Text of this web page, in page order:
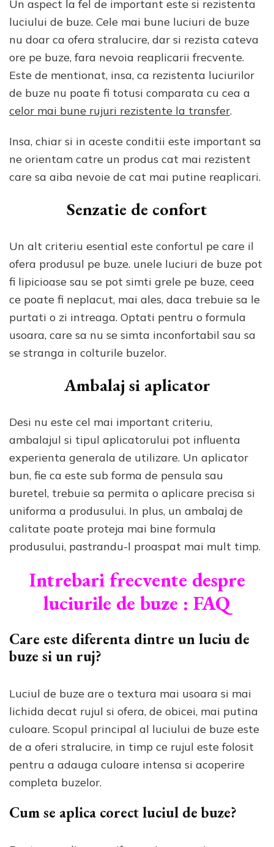
Un aspect la fel de important este si rezistenta
luciului de buze. Cele mai bune luciuri de buze
nu doar ca ofera stralucire, dar si rezista cateva
ore pe buze, fara nevoia reaplicarii frecvente.
Este de mentionat, insa, ca rezistenta luciurilor
de buze nu poate fi totusi comparata cu cea a
celor mai bune rujuri rezistente la transfer.
Insa, chiar si in aceste conditii este important sa
ne orientam catre un produs cat mai rezistent
care sa aiba nevoie de cat mai putine reaplicari.
Senzatie de confort
Un alt criteriu esential este confortul pe care il
ofera produsul pe buze. unele luciuri de buze pot
fi lipicioase sau se pot simti grele pe buze, ceea
ce poate fi neplacut, mai ales, daca trebuie sa le
purtati o zi intreaga. Optati pentru o formula
usoara, care sa nu se simta inconfortabil sau sa
se stranga in colturile buzelor.
Ambalaj si aplicator
Desi nu este cel mai important criteriu,
ambalajul si tipul aplicatorului pot influenta
experienta generala de utilizare. Un aplicator
bun, fie ca este sub forma de pensula sau
buretel, trebuie sa permita o aplicare precisa si
uniforma a produsului. In plus, un ambalaj de
calitate poate proteja mai bine formula
produsului, pastrandu-l proaspat mai mult timp.
Intrebari frecvente despre
luciurile de buze : FAQ
Care este diferenta dintre un luciu de
buze si un ruj?
Luciul de buze are o textura mai usoara si mai
lichida decat rujul si ofera, de obicei, mai putina
culoare. Scopul principal al luciului de buze este
de a oferi stralucire, in timp ce rujul este folosit
pentru a adauga culoare intensa si acoperire
completa buzelor.
Cum se aplica corect luciul de buze?